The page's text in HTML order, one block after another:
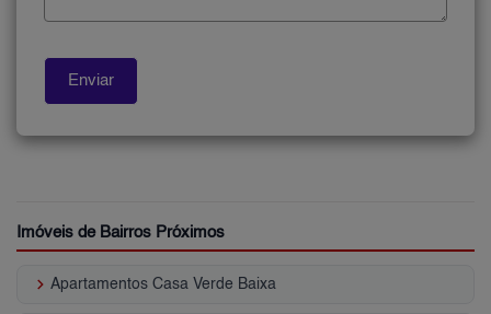
Imóveis de Bairros Próximos
keyboard_arrow_right Apartamentos Casa Verde Baixa